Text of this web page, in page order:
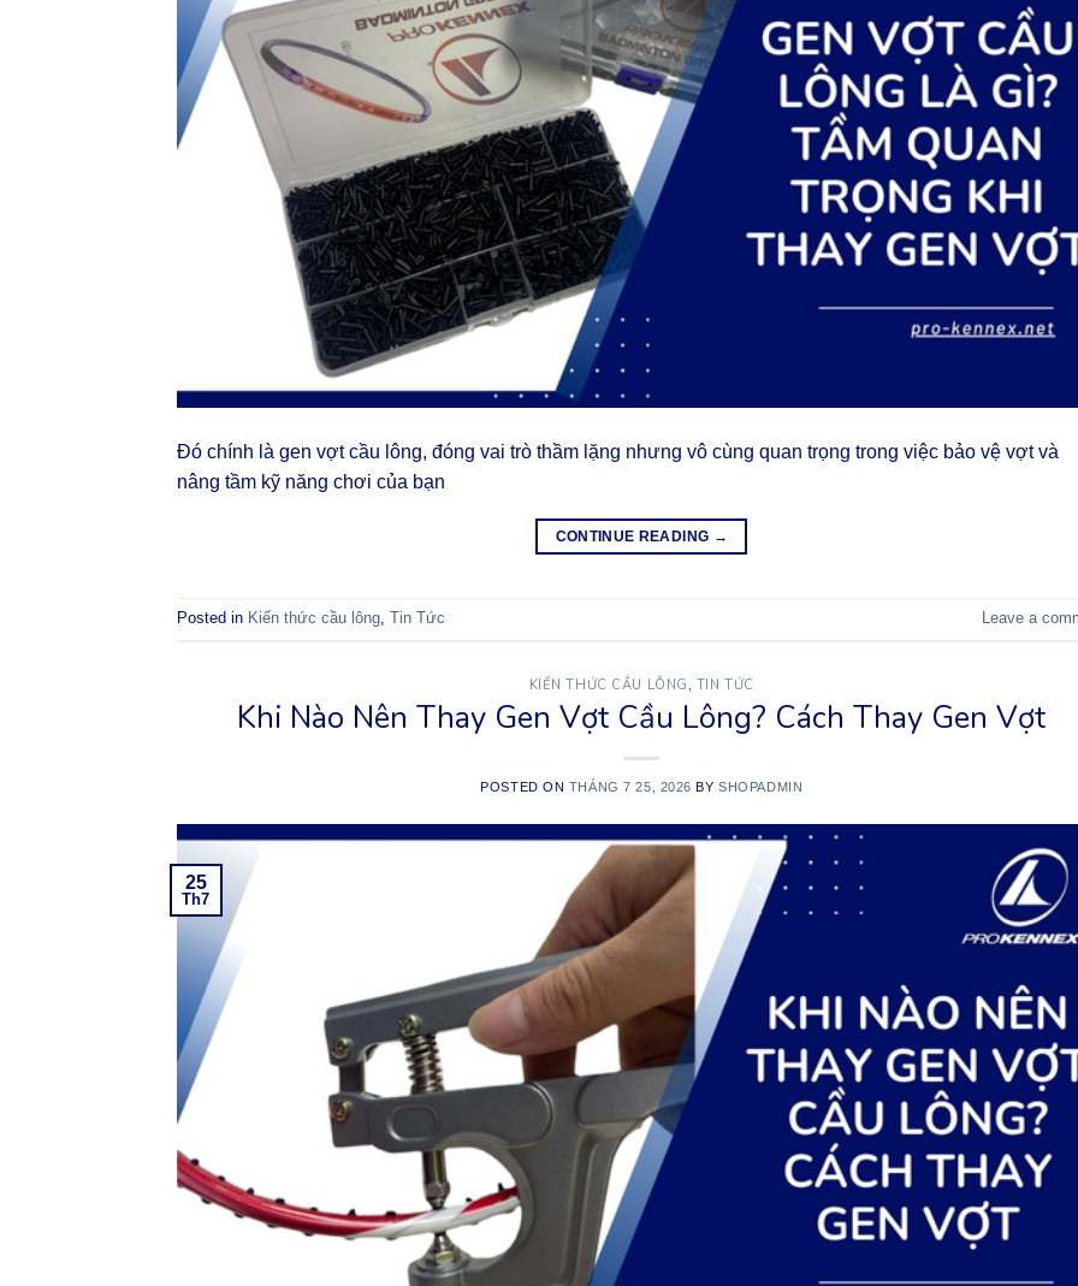
Đó chính là gen vợt cầu lông, đóng vai trò thầm lặng nhưng vô cùng quan trọng trong việc bảo vệ vợt và
nâng tầm kỹ năng chơi của bạn
CONTINUE READING →
Posted in Kiến thức cầu lông Tin Tức Leave a
KIẾN THỨC CẦU LÔNG, TIN TỨC
Khi Nào Nên Thay Gen Vợt Cầu Lông? Cách Thay Gen Vợt
POSTED ON THÁNG 7 25, 2026 BYSHOPADMIN
25
Th7